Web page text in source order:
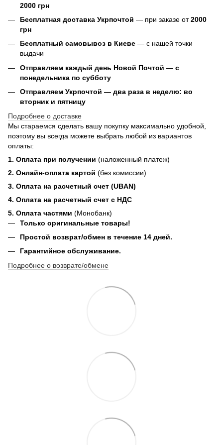
2000 грн
Бесплатная доставка Укрпочтой — при заказе от2000
грн
Бесплатный самовывоз в Киеве — с нашей точки
выдачи
Отправляем каждый день Новой Почтой — с
понедельника по субботу
Отправляем Укрпочтой — два раза в неделю: во
вторник и пятницу
Подробнее о доставке
Мы стараемся сделать вашу покупку максимально удобной,
поэтому вы всегда можете выбрать любой из вариантов
оплаты:
1. Оплата при получении (наложенный платеж)
2. Онлайн-оплата картой (без комиссии)
3. Оплата на расчетный счет (UBAN)
4. Оплата на расчетный счет с НДС
5. Оплата частями (Монобанк)
Только оригинальные товары!
Простой возврат/обмен в течение 14 дней.
Гарантийное обслуживание.
Подробнее о возврате/обмене